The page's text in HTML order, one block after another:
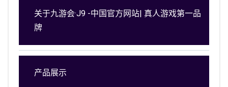
关于九游会·J9 -中国官方网站| 真人游戏第一品
牌
产品展示